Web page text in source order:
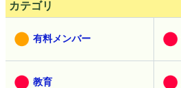
カテゴリ
有料メンバー
教育